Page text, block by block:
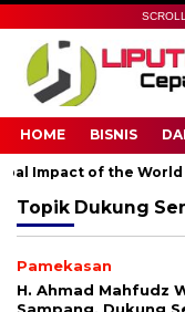
HOME BISNIS
Impact of the World
Topik Dukung
Pamekasan
H. Ahmad Mahfudz